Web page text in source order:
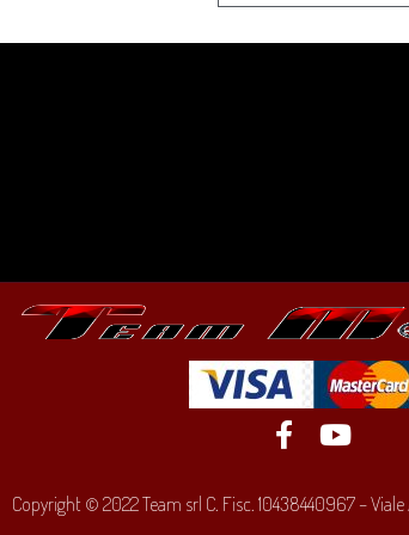
Copyright © 2022 Team srl C. Fisc. 10438440967 –